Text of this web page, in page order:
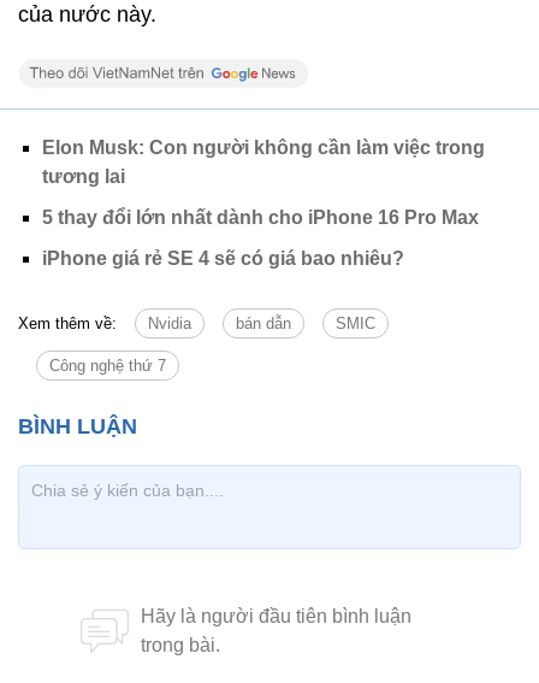
của nước này.
Elon Musk: Con người không cần làm việc trong
tương lai
5 thay đổi lớn nhất dành cho iPhone 16 Pro Max
iPhone giá rẻ SE 4 sẽ có giá bao nhiêu?
Xem thêm về: Nvidia bán dẫn SMIC
Công nghệ thứ 7